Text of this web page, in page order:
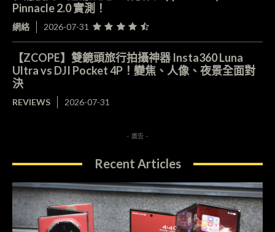
Pinnacle 2.0 實測！
網絡 2026-07-31
【ZCOPE】雙鏡頭旅行拍攝神器 Insta360 Luna
Ultra vs DJI Pocket 4P！變焦、人像、夜景全面對
決
REVIEWS 2026-07-31
- 廣告 -
Recent Articles